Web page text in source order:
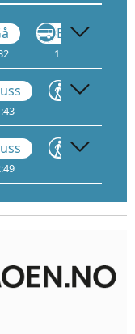
Buss
11:39
Gå
Gå